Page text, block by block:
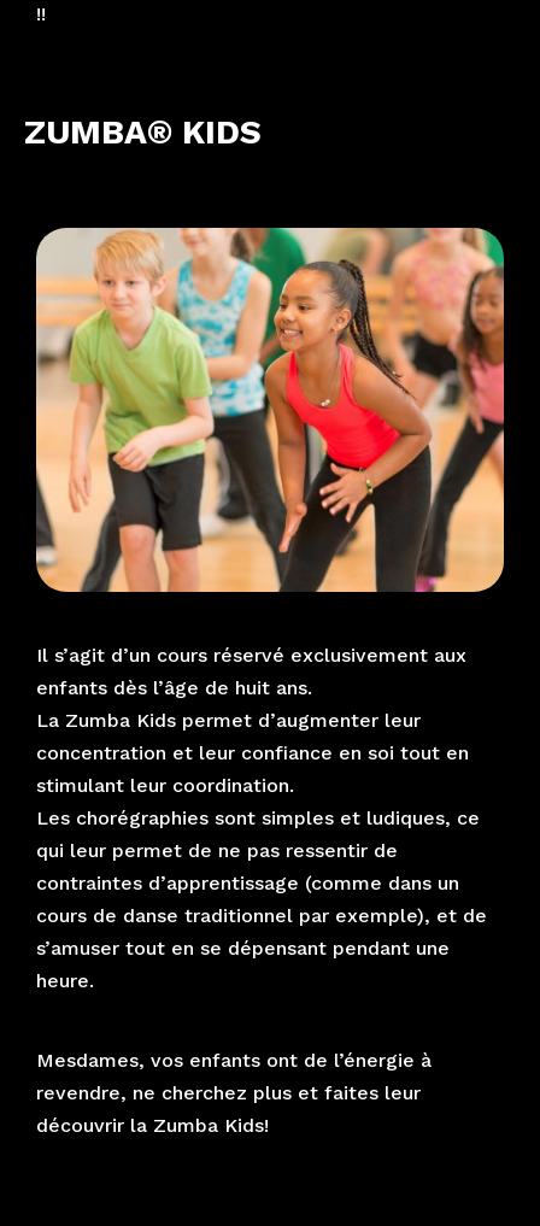
!!
ZUMBA® KIDS
Il s’agit d’un cours réservé exclusivement aux
enfants dès l’âge de huit ans.
La Zumba Kids permet d’augmenter leur
concentration et leur confiance en soi tout en
stimulant leur coordination.
Les chorégraphies sont simples et ludiques, ce
qui leur permet de ne pas ressentir de
contraintes d’apprentissage (comme dans un
cours de danse traditionnel par exemple), et de
s’amuser tout en se dépensant pendant une
heure.
Mesdames, vos enfants ont de l’énergie à
revendre, ne cherchez plus et faites leur
découvrir la Zumba Kids!